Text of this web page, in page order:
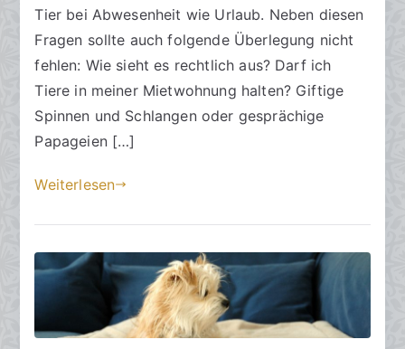
h
t
n
w
ä
t
f
f
t
l
i
h
m
1
t
a
zu
Tiere
in
Tier bei Abwesenheit wie Urlaub. Neben diesen
Fragen sollte auch folgende Überlegung nicht
fehlen: Wie sieht es rechtlich aus? Darf ich
Tiere in meiner Mietwohnung halten? Giftige
Spinnen und Schlangen oder gesprächige
Papageien […]
Weiterlesen